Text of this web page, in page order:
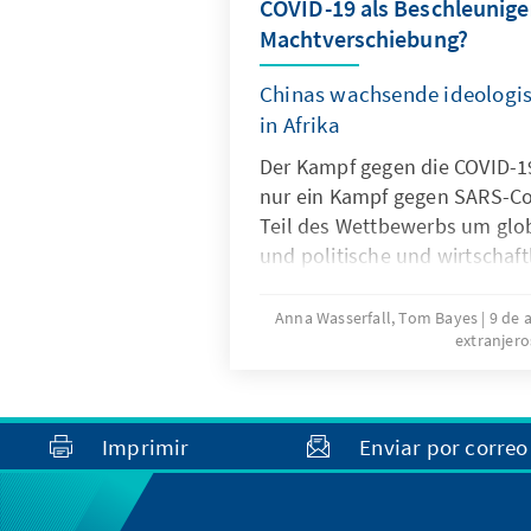
diesen Tagen die
Stadtbild. Die wachsende
Bevölkerung ist mit Blick auf
deutlich zu spüren, vor allem
Land.
COVID-19 als
Machtverschiebung?
Chinas wachsende
in Afrika
Der Kampf gegen die
nur ein Kampf gegen ­SARS-
Teil des Wettbewerbs um
und politische und
verschlechternden
und den ­USA wird das
Pandemie dementsprechend
ideologischer Ebene, um
Anna Wasserfall, Tom Bayes 9 de
Imprimir Enviar por